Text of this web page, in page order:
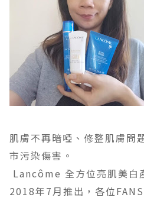
肌膚不再暗啞、修整肌膚問
市污染傷害。
Lancôme 全方位亮肌美白
2018年7月推出，各位